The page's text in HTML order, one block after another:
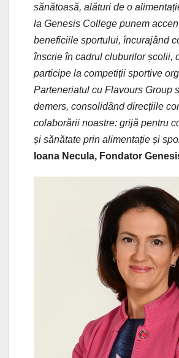
sănătoasă, alături de o
la Genesis College punem
beneficiile sportului, încurajând
înscrie în cadrul cluburilor școlii,
participe la competiții sportive
Parteneriatul cu Flavours Group
demers, consolidând direcțiile
colaborării noastre: grijă pentru
și sănătate prin alimentație și
Ioana Necula, Fondator